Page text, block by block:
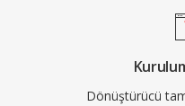
Dönüştürücü